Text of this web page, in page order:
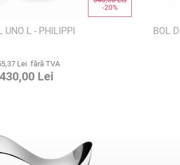
-20%
UNO L - PHILIPPI
Lei fără TVA
430,00 Lei
BOL